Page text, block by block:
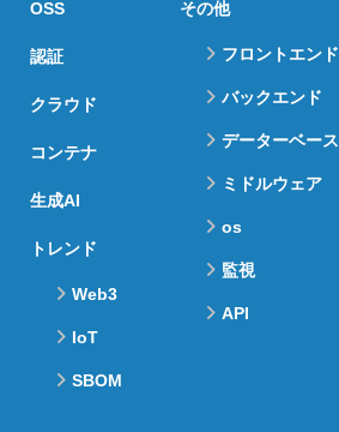
OSS
認証
クラウド
コンテナ
生成AI
トレンド
Web3
IoT
SBOM
その他
フロントエンド
バックエンド
データーベース
ミドルウェア
os
監視
API